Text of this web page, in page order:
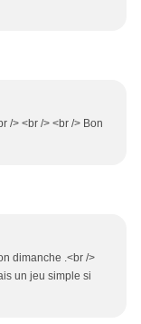
/> <br /> <br /> Bon
dimanche .<br />
un jeu simple si